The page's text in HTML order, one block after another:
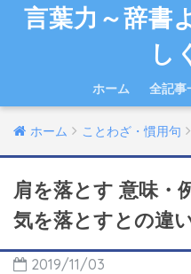
言葉力～辞書
し
ホーム 全記事
ホーム ことわざ・慣用句
肩を落とす 意味・
気を落とすとの違
2019/11/03